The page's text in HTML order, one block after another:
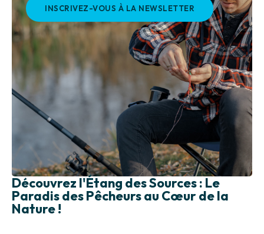
INSCRIVEZ-VOUS À LA NEWSLETTER
Découvrez l'Étang des Sources : Le
Paradis des Pêcheurs au Cœur de la
Nature !